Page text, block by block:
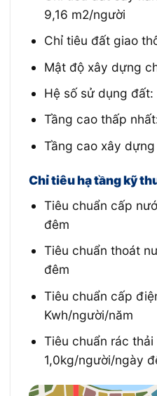
9,16 m2/người
Chỉ tiêu đất giao
Mật độ xây dựng
Hệ số sử dụng đất:
Tầng cao thấp
Tầng cao xây
Chỉ tiêu hạ tầng kỹ
Tiêu chuẩn cấp
đêm
Tiêu chuẩn thoát
đêm
Tiêu chuẩn cấp
Kwh/người/năm
Tiêu chuẩn rác
1,0kg/người/ngày